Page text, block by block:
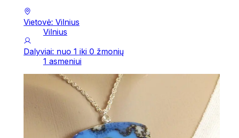
Vietovė: Vilnius
Vilnius
Dalyviai: nuo 1 iki 0 žmonių
1 asmeniui